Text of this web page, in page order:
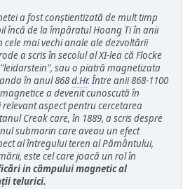
a fost conștientizată de mult timp
încă de la împăratul Hoang Ti în anii
cele mai vechi anale ale dezvoltării
a scris în secolul al XI-lea că Flocke
sau o piatră magnetizata
în anul 868d.Hr. Între anii 868-1100
a devenit cunoscută în
aspect pentru cercetarea
Creak care, în 1889, a scris despre
submarin care aveau un efect
al întregului teren al Pământului,
este cel care joacă un rol în
in câmpului magnetic al
telurici.